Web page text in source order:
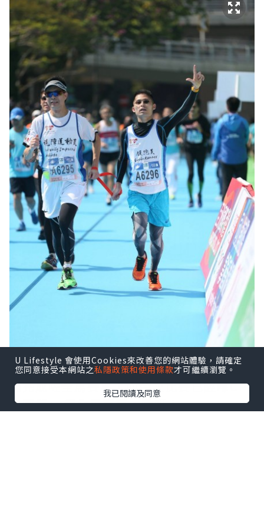
U Lifestyle 會使用Cookies來改善您的網站體驗，請確定
您同意接受本網站之私隱政策和使用條款才可繼續瀏覽。
我已閱讀及同意
我哋嘅導賞員CP同佢嘅領跑員，用咗5個
鐘完成咗全馬賽事！而今次比賽已經喺CP
跑嘅第12個全馬賽事，勁呀！